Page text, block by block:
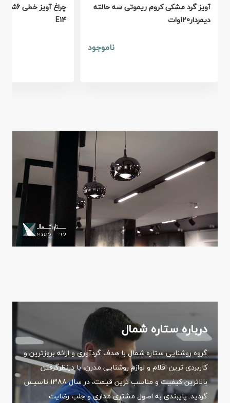
آویز گرد مشکی کروم ریموتی سه حالته
دیمردار120وات
ناموجود
چراغ
E14
درباره ستاره شمال
گروه روشنایی ستاره شمال با هدف گردآوری و ارائه بروزترین و
کاربردی ترین اقلام و لوازم روشنایی مدرن، با درنظرگرفتن
بالاترین کیفیت و مناسب ترین قیمت، در سال 1388 تاسیس
گردید. پایبندی به اصول مشتری مداری و جلب رضایت